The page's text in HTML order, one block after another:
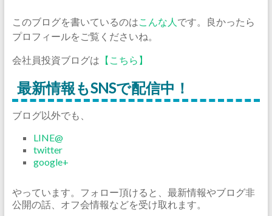
このブログを書いているのはこんな人 です。良かったら
プロフィールをご覧くださいね。
会社員投資ブログは 【こちら】
最新情報もSNSで配信中！
ブログ以外でも、
LINE@
twitter
google+
やっています。フォロー頂けると、最新情報やブログ非
公開の話、オフ会情報などを受け取れます。